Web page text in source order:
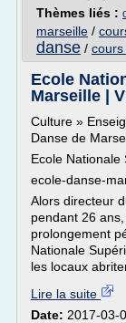
Thèmes liés :
marseille /
danse /
Ecole
Marseille |
Culture »
Danse de
Ecole
ecole-danse-
Alors directeur
pendant 26
prolongement
Nationale
les locaux
Lire la suite
Date: 2017-03-